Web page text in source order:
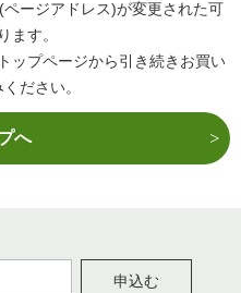
ージアドレス)が変更された可
ます。
ップページから引き続きお買い
ださい。
へ
申込む